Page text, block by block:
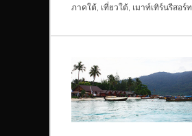
ภาคใต้, เที่ยวใต้, เมาท์เทิร์นรีสอร์ท